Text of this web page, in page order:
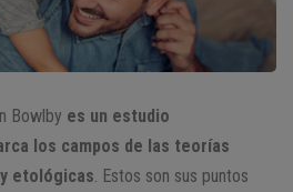
Bowlby es un estudio
los campos de las teorías
etológicas . Estos son sus puntos